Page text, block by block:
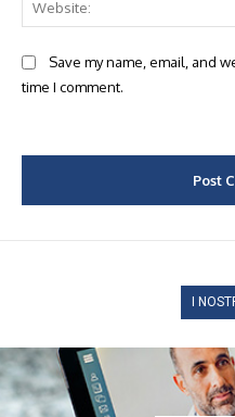
Save my name, email, and
time I comment.
I